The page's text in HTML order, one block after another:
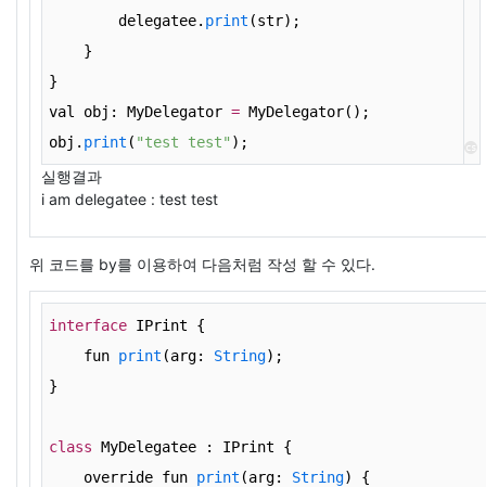
delegatee. print (str);
}
}
val obj: MyDelegator = MyDelegator();
obj. print ( "test test" ); cs
실행결과
i am delegatee : test test
위 코드를 by를 이용하여 다음처럼 작성 할 수 있다.
interface IPrint {
fun print (arg: String);
}
class MyDelegatee : IPrint {
override fun print (arg: String) {